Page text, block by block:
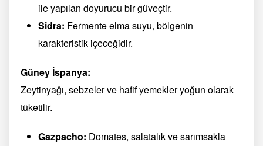
ile yapılan doyurucu bir güveçtir.
Sidra: Fermente elma suyu, bölgenin
karakteristik içeceğidir.
Güney İspanya:
Zeytinyağı, sebzeler ve hafif yemekler yoğun olarak
tüketilir.
Gazpacho: Domates, salatalık ve sarımsakla